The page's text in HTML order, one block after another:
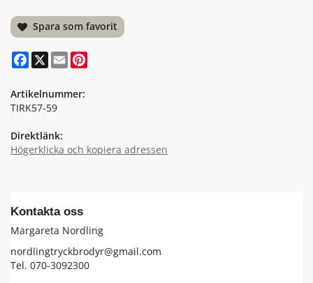
Spara som favorit
Facebook
X Email
Artikelnummer:
TIRK57-59
Direktlänk:
Högerklicka och kopiera adressen
Kontakta oss
Margareta Nordling
nordlingtryckbrodyr@gmail.com
Tel. 070-3092300